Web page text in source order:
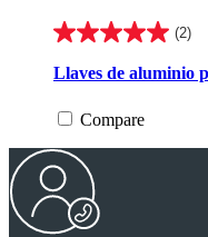
(2)
5.0
5
2
Llaves de aluminio
Compare